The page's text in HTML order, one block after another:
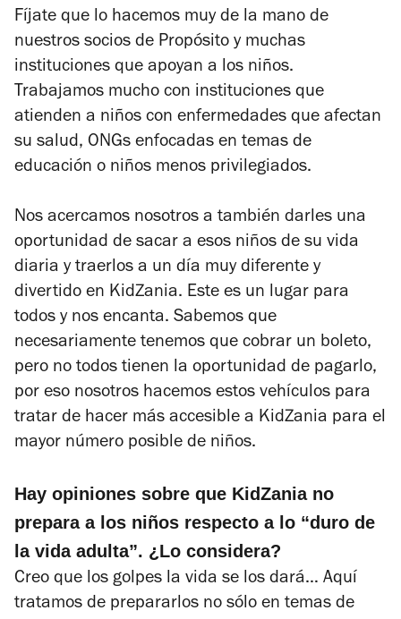
Fíjate que lo hacemos muy de la mano de
nuestros socios de Propósito y muchas
instituciones que apoyan a los niños.
Trabajamos mucho con instituciones que
atienden a niños con enfermedades que afectan
su salud, ONGs enfocadas en temas de
educación o niños menos privilegiados.
Nos acercamos nosotros a también darles una
oportunidad de sacar a esos niños de su vida
diaria y traerlos a un día muy diferente y
divertido en KidZania. Este es un lugar para
todos y nos encanta. Sabemos que
necesariamente tenemos que cobrar un boleto,
pero no todos tienen la oportunidad de pagarlo,
por eso nosotros hacemos estos vehículos para
tratar de hacer más accesible a KidZania para el
mayor número posible de niños.
Hay opiniones sobre que KidZania no
prepara a los niños respecto a lo “duro de
la vida adulta”. ¿Lo considera?
Creo que los golpes la vida se los dará… Aquí
tratamos de prepararlos no sólo en temas de